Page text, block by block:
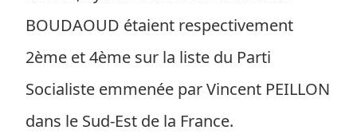
BOUDAOUD étaient respectivement
2ème et 4ème sur la liste du Parti
Socialiste emmenée par Vincent PEILLON
dans le Sud-Est de la France.